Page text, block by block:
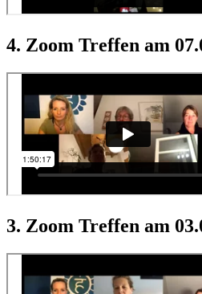
4. Zoom Treffen am
3. Zoom Treffen am